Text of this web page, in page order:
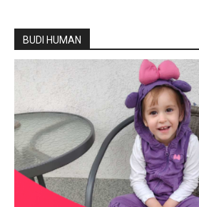
BUDI HUMAN